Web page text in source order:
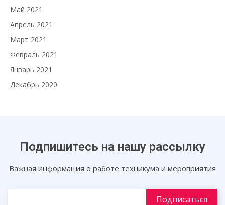
Май 2021
Апрель 2021
Март 2021
Февраль 2021
Январь 2021
Декабрь 2020
Подпишитесь на нашу рассылку
Важная информация о работе техникума и мероприятия